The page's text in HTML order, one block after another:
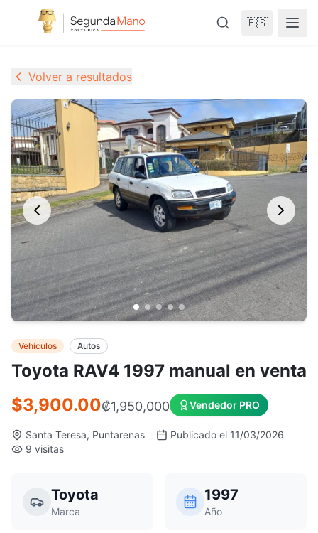
🇪🇸
Volver a resultados
Toyota RAV4 1997 manual en venta
Vehículos Autos
$3,900.00₡1,950,000 Vendedor PRO
Santa Teresa, Puntarenas
Publicado el 11/03/2026
9 visitas
Toyota
Marca
1997
Año